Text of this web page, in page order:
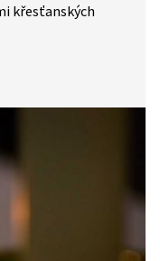
křesťanských